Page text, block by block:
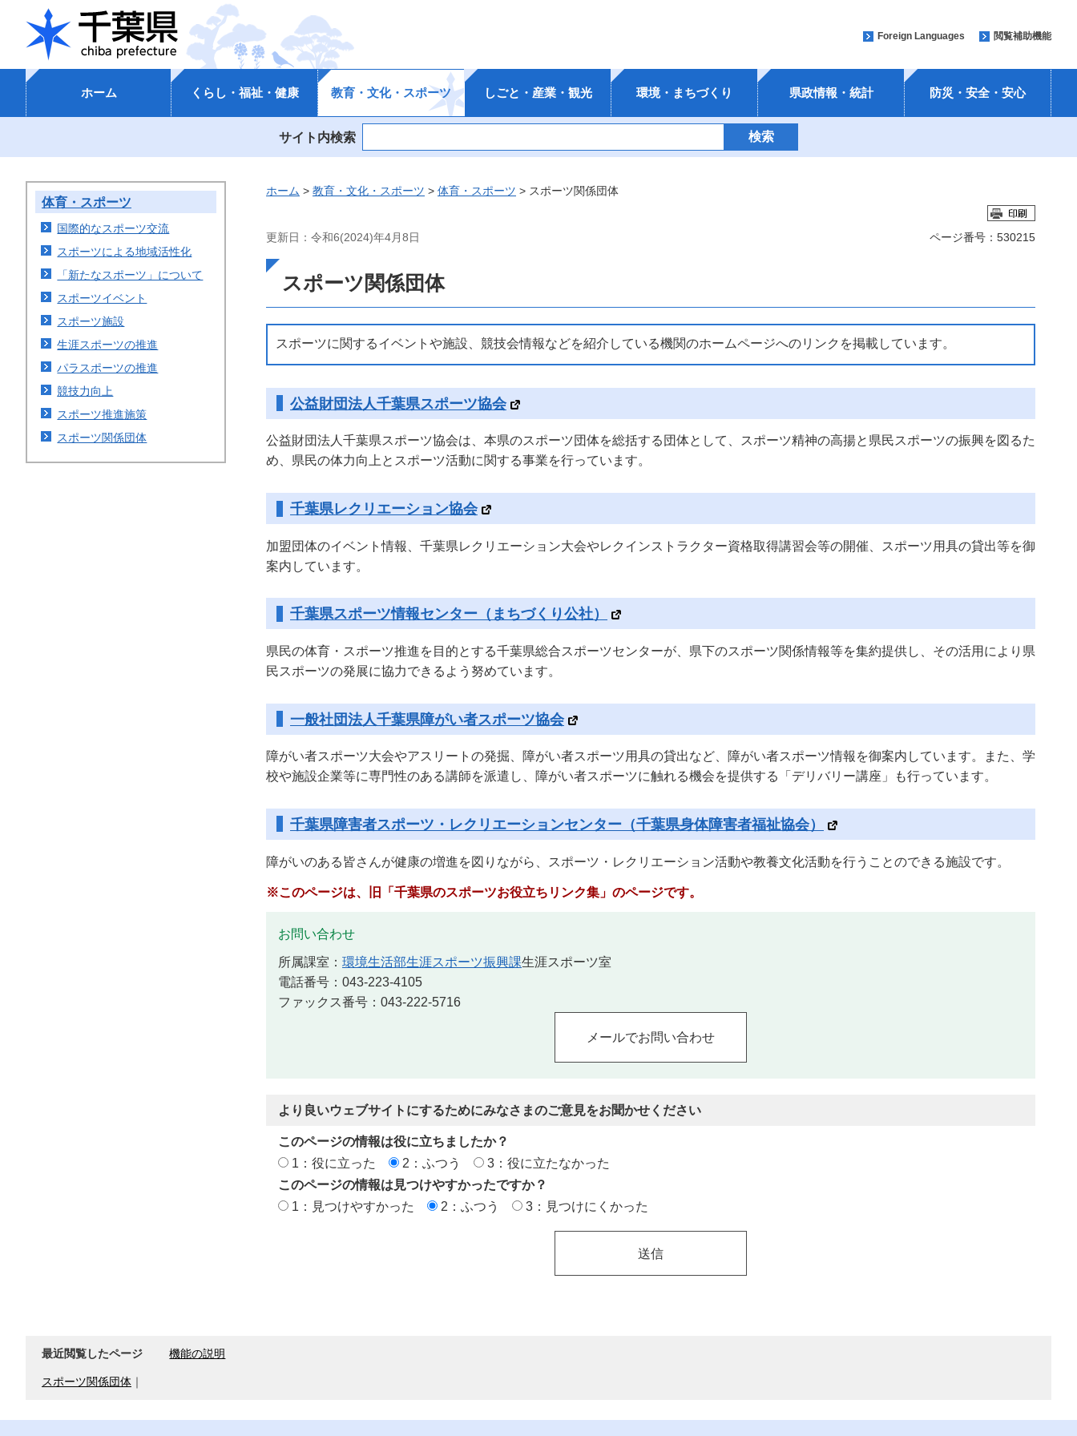
千葉県
Foreign Languages 閲覧補助機能
ホーム くらし・福祉・健康 教育・文化・スポーツ しごと・産業・観光 環境・まちづくり 県政情報・統計 防災・安全・安心
サイト内検索
体育・スポーツ
国際的なスポーツ交流
スポーツによる地域活性化
「新たなスポーツ」について
スポーツイベント
スポーツ施設
生涯スポーツの推進
パラスポーツの推進
競技力向上
スポーツ推進施策
スポーツ関係団体
ホーム > 教育・文化・スポーツ > 体育・スポーツ > スポーツ関係団体
更新日：令和6(2024)年4月8日 ページ番号：530215
スポーツ関係団体
スポーツに関するイベントや施設、競技会情報などを紹介している機関のホームページへのリンクを掲載しています。
公益財団法人千葉県スポーツ協会
公益財団法人千葉県スポーツ協会は、本県のスポーツ団体を総括する団体として、スポーツ精神の高揚と県民スポーツの振興を図るた
め、県民の体力向上とスポーツ活動に関する事業を行っています。
千葉県レクリエーション協会
加盟団体のイベント情報、千葉県レクリエーション大会やレクインストラクター資格取得講習会等の開催、スポーツ用具の貸出等を御
案内しています。
千葉県スポーツ情報センター（まちづくり公社）
県民の体育・スポーツ推進を目的とする千葉県総合スポーツセンターが、県下のスポーツ関係情報等を集約提供し、その活用により県
民スポーツの発展に協力できるよう努めています。
一般社団法人千葉県障がい者スポーツ協会
障がい者スポーツ大会やアスリートの発掘、障がい者スポーツ用具の貸出など、障がい者スポーツ情報を御案内しています。また、学
校や施設企業等に専門性のある講師を派遣し、障がい者スポーツに触れる機会を提供する「デリバリー講座」も行っています。
千葉県障害者スポーツ・レクリエーションセンター（千葉県身体障害者福祉協会）
障がいのある皆さんが健康の増進を図りながら、スポーツ・レクリエーション活動や教養文化活動を行うことのできる施設です。
※このページは、旧「千葉県のスポーツお役立ちリンク集」のページです。
お問い合わせ
所属課室： 環境生活部生涯スポーツ振興課生涯スポーツ室
電話番号：043-223-4105
ファックス番号：043-222-5716
より良いウェブサイトにするためにみなさまのご意見をお聞かせください
このページの情報は役に立ちましたか？
1：役に立った
2：ふつう
3：役に立たなかった
このページの情報は見つけやすかったですか？
1：見つけやすかった
2：ふつう 3：見つけにくかった
最近閲覧したページ 機能の説明
スポーツ関係団体 ｜